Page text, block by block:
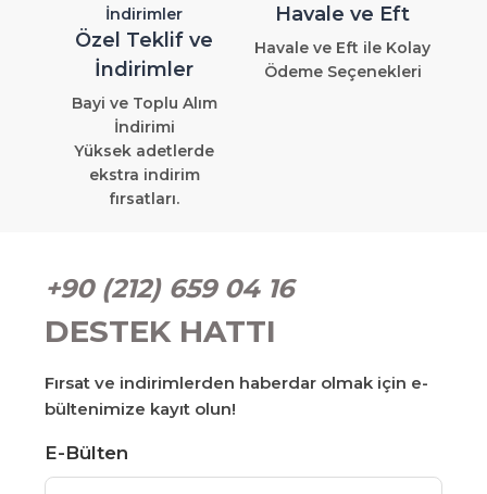
Özel Teklif ve
İndirimler
Bayi ve Toplu Alım
İndirimi
Yüksek adetlerde
ekstra indirim
fırsatları.
Havale ve Eft
Havale ve Eft ile Kolay
Ödeme Seçenekleri
+90 (212) 659 04 16
DESTEK HATTI
Fırsat ve indirimlerden haberdar olmak için e-
bültenimize kayıt olun!
E-Bülten